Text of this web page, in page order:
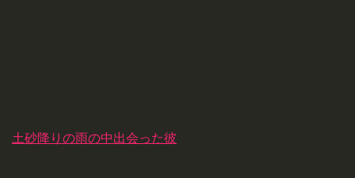
土砂降りの雨の中出会った彼